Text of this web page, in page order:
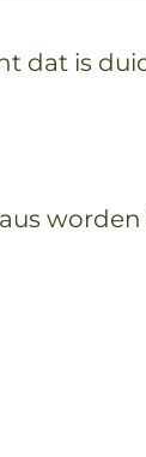
dat is